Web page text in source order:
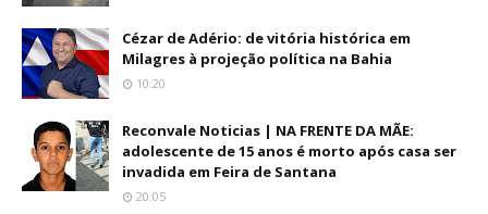
Cézar de Adério: de vitória histórica em
Milagres à projeção política na Bahia
10:20
Reconvale Noticias | NA FRENTE DA MÃE:
adolescente de 15 anos é morto após casa ser
invadida em Feira de Santana
20:05